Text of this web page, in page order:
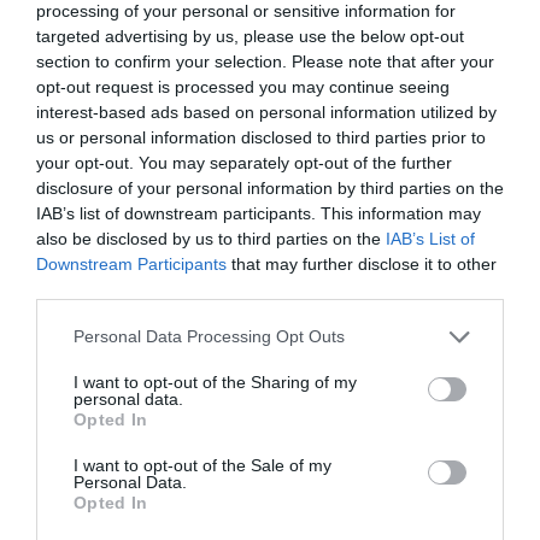
processing of your personal or sensitive information for
targeted advertising by us, please use the below opt-out
section to confirm your selection. Please note that after your
opt-out request is processed you may continue seeing
interest-based ads based on personal information utilized by
us or personal information disclosed to third parties prior to
your opt-out. You may separately opt-out of the further
disclosure of your personal information by third parties on the
IAB’s list of downstream participants. This information may
also be disclosed by us to third parties on the IAB’s List of
Downstream Participants that may further disclose it to other
Personal Data Processing Opt Outs
I want to opt-out of the Sharing of my
personal data.
Opted In
I want to opt-out of the Sale of my
Personal Data.
Opted In